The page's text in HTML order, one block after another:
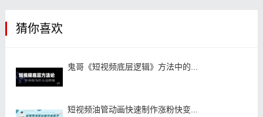
猜你喜欢
鬼哥《短视频底层逻辑》方法中的...
短视频油管动画快速制作涨粉快变...